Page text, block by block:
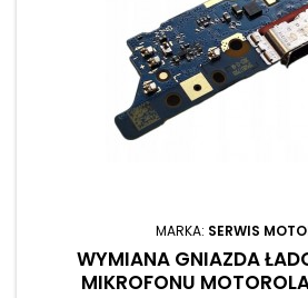
MARKA: SERWIS
WYMIANA GNIAZDA
MIKROFONU